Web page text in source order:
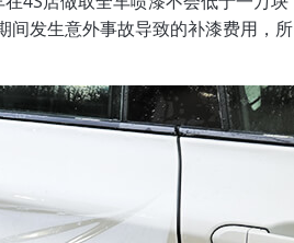
间发生意外事故导致的补漆费用，所
旗舰店优惠报价